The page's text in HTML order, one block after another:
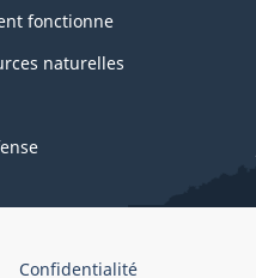
fonctionne
naturelles
Confidentialité